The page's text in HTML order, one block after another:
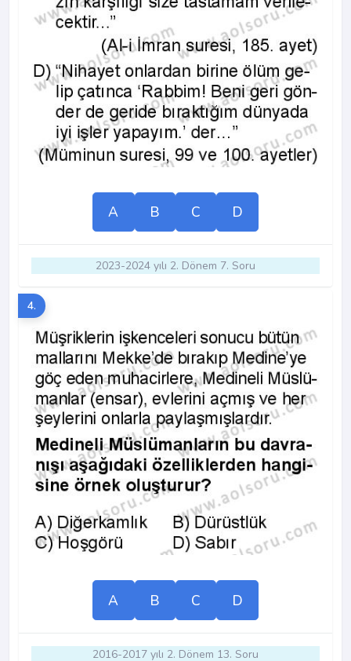
A B C D
2023-2024 yılı 2. Dönem 7. Soru
4.
A B C D
2016-2017 yılı 2. Dönem 13. Soru